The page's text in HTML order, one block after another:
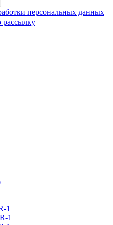
персональных данных
рассылку
1
1